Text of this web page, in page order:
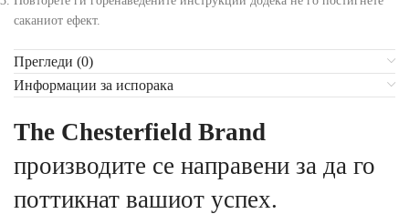
саканиот ефект.
Прегледи (0)
Информации за испорака
The Chesterfield Brand
производите се направени за да го
поттикнат вашиот успех.